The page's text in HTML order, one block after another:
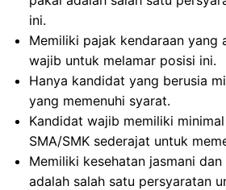
ini.
Memiliki pajak kendaraan yang
wajib untuk melamar posisi ini.
Hanya kandidat yang berusia
yang memenuhi syarat.
Kandidat wajib memiliki
SMA/SMK sederajat untuk
Memiliki kesehatan jasmani
adalah salah satu persyaratan